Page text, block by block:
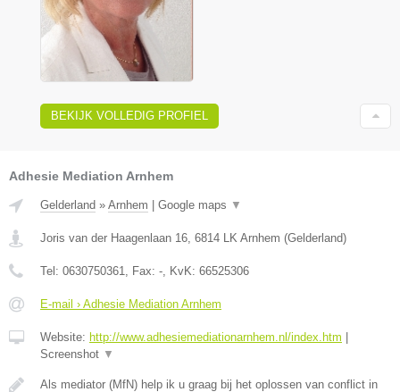
BEKIJK VOLLEDIG PROFIEL
Adhesie Mediation Arnhem
Gelderland » Arnhem | Google maps ▼
Joris van der Haagenlaan 16 6814 LK Arnhem (Gelderland)
Tel: 0630750361 , Fax: - , KvK: 66525306
E-mail › Adhesie Mediation Arnhem
Website: http://www.adhesiemediationarnhem.nl/index.htm |
Screenshot ▼
Als mediator (MfN) help ik u graag bij het oplossen van conflict in